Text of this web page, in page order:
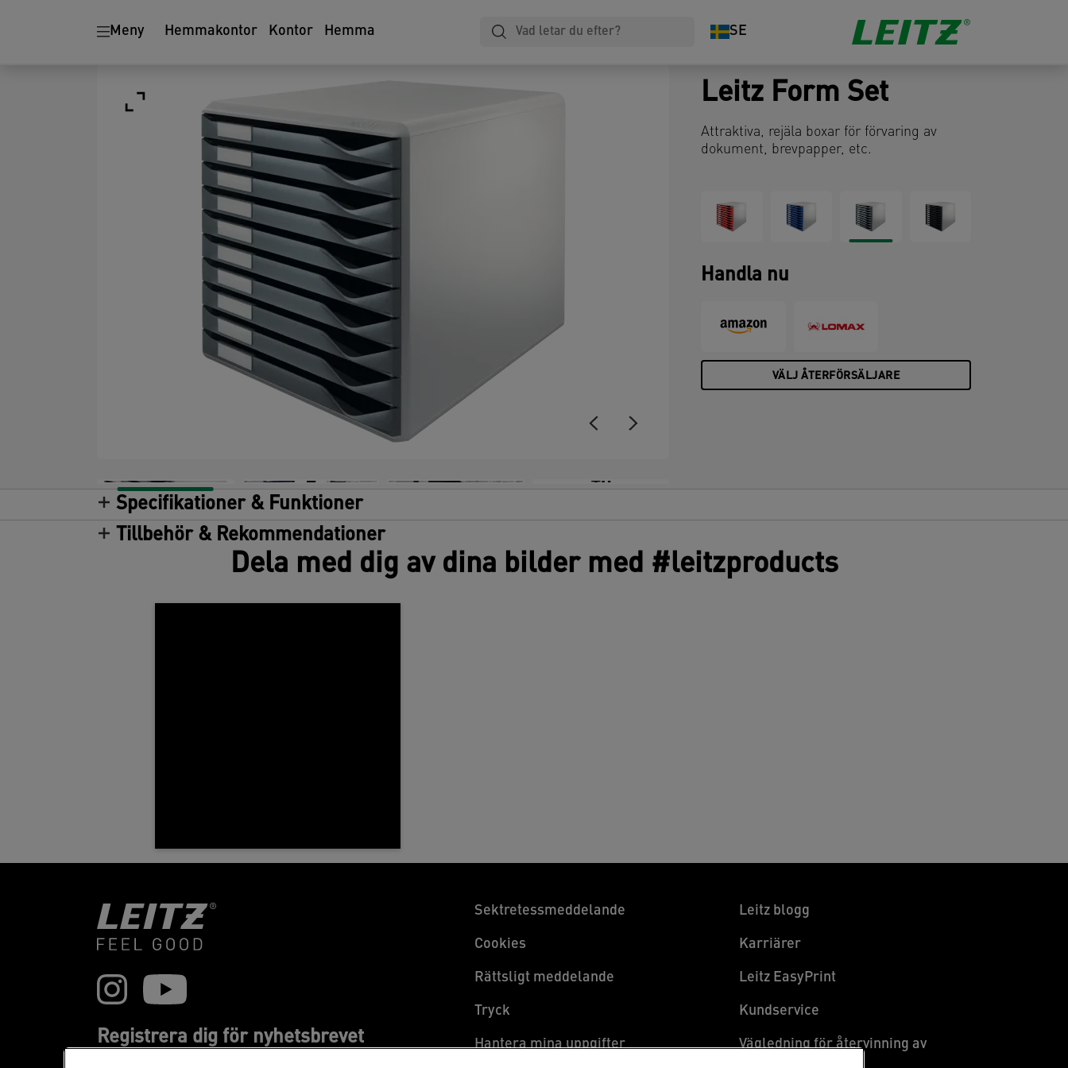
Meny Hemmakontor Kontor Hemma SE
+6
Leitz Form Set
Attraktiva, rejäla boxar för förvaring av
dokument, brevpapper, etc.
Handla nu
VÄLJ ÅTERFÖRSÄLJARE
Specifikationer & Funktioner
Tillbehör & Rekommendationer
Dela med dig av dina bilder med #leitzproducts
Registrera dig för nyhetsbrevet
Sektretessmeddelande
Cookies
Rättsligt meddelande
Tryck
Hantera mina uppgifter
Leitz blogg
Karriärer
Leitz EasyPrint
Kundservice
Vägledning för återvinning av